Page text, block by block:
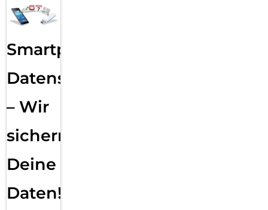
Smartphone
Datensicherung
– Wir
sichern
Deine
Daten!